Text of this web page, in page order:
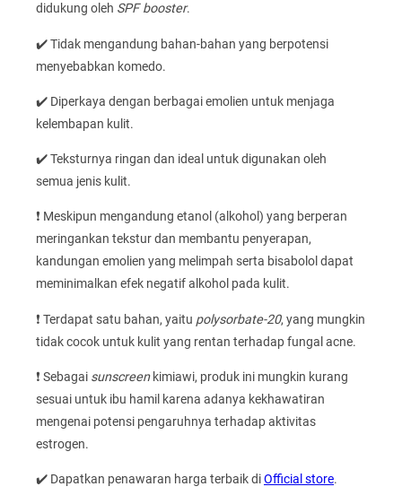
didukung oleh SPF booster.
✔️ Tidak mengandung bahan-bahan yang berpotensi
menyebabkan komedo.
✔️ Diperkaya dengan berbagai emolien untuk menjaga
kelembapan kulit.
✔️ Teksturnya ringan dan ideal untuk digunakan oleh
semua jenis kulit.
❗ Meskipun mengandung etanol (alkohol) yang berperan
meringankan tekstur dan membantu penyerapan,
kandungan emolien yang melimpah serta bisabolol dapat
meminimalkan efek negatif alkohol pada kulit.
❗ Terdapat satu bahan, yaitu polysorbate-20, yang mungkin
tidak cocok untuk kulit yang rentan terhadap fungal acne.
❗ Sebagai sunscreenkimiawi, produk ini mungkin kurang
sesuai untuk ibu hamil karena adanya kekhawatiran
mengenai potensi pengaruhnya terhadap aktivitas
estrogen.
✔️ Dapatkan penawaran harga terbaik diOfficial store.